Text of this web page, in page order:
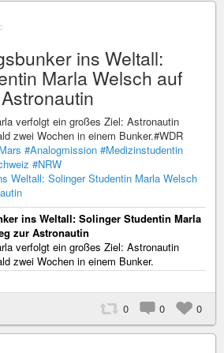
ins Weltall:
Marla Welsch auf
verfolgt ein großes Ziel: Astronautin
zwei Wochen in einem Bunker.#WDR
#Analogmission #Medizinstudentin
#NRW
Weltall: Solinger Studentin Marla Welsch
ins Weltall: Solinger Studentin Marla
zur Astronautin
verfolgt ein großes Ziel: Astronautin
zwei Wochen in einem Bunker.
0 0 0